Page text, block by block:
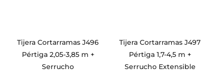
Tijera Cortarramas J496
Pértiga 2,05-3,85 m +
Serrucho
Tijera Cortarramas J497
Pértiga 1,7-4,5 m +
Serrucho Extensible